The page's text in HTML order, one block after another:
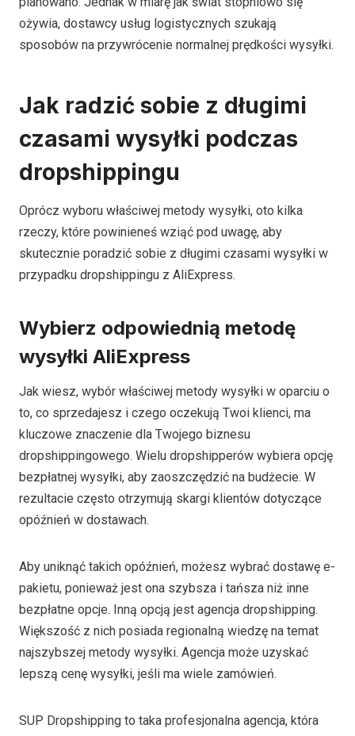
ożywia, dostawcy usług logistycznych szukają
sposobów na przywrócenie normalnej prędkości wysyłki.
Jak radzić sobie z długimi
czasami wysyłki podczas
dropshippingu
Oprócz wyboru właściwej metody wysyłki, oto kilka
rzeczy, które powinieneś wziąć pod uwagę, aby
skutecznie poradzić sobie z długimi czasami wysyłki w
przypadku dropshippingu z AliExpress.
Wybierz odpowiednią metodę
wysyłki AliExpress
Jak wiesz, wybór właściwej metody wysyłki w oparciu o
to, co sprzedajesz i czego oczekują Twoi klienci, ma
kluczowe znaczenie dla Twojego biznesu
dropshippingowego. Wielu dropshipperów wybiera opcję
bezpłatnej wysyłki, aby zaoszczędzić na budżecie. W
rezultacie często otrzymują skargi klientów dotyczące
opóźnień w dostawach.
Aby uniknąć takich opóźnień, możesz wybrać dostawę e-
pakietu, ponieważ jest ona szybsza i tańsza niż inne
bezpłatne opcje. Inną opcją jest agencja dropshipping.
Większość z nich posiada regionalną wiedzę na temat
najszybszej metody wysyłki. Agencja może uzyskać
lepszą cenę wysyłki, jeśli ma wiele zamówień.
SUP Dropshipping to taka profesjonalna agencja, która